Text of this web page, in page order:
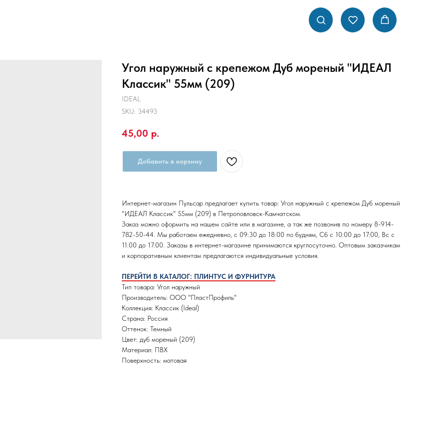
Угол наружный с крепежом Дуб мореный "ИДЕАЛ
Классик" 55мм (209)
IDEAL
SKU: 34493
45,00 р.
Добавить в корзину
Интернет-магазин Пульсар предлагает купить товар: Угол наружный с крепежом Дуб мореный
"ИДЕАЛ Классик" 55мм (209) в Петроповловск-Камчатском.
Заказ можно оформить на нашем сайте или в магазине, а так же позвонив по номеру 8-914-
782-50-44. Мы работаем ежедневно, с 09:30 до 18:00 по будням, Сб с 10:00 до 17:00, Вс с
11:00 до 17:00. Заказы в интернет-магазине принимаются круглосуточно. Оптовым заказчикам
и корпоративным клиентам предлагаются индивидуальные условия.
ПЕРЕЙТИ В КАТАЛОГ: ПЛИНТУС И ФУРНИТУРА
Тип товара: Угол наружный
Производитель: ООО "ПластПрофиль"
Коллекция: Классик (Ideal)
Страна: Россия
Оттенок: Темный
Цвет: дуб мореный (209)
Материал: ПВХ
Поверхность: матовая